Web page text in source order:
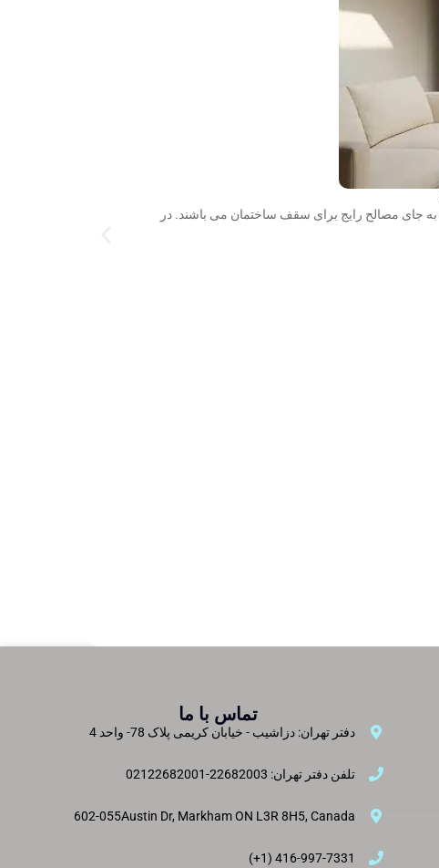
تماس با ما
دفتر تهران: دزاشیب - خیابان کریمی پلاک 78- واحد 4
تلفن دفتر تهران: 22682003-02122682001
602-055Austin Dr, Markham ON L3R 8H5, Canada
416-997-7331 (1+)